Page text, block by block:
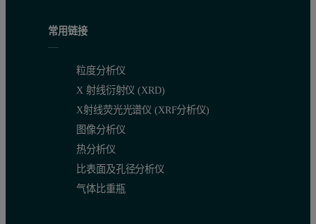
常用链接
粒度分析仪
X 射线衍射仪 (XRD)
X射线荧光光谱仪 (XRF分析仪)
图像分析仪
热分析仪
比表面及孔径分析仪
气体比重瓶